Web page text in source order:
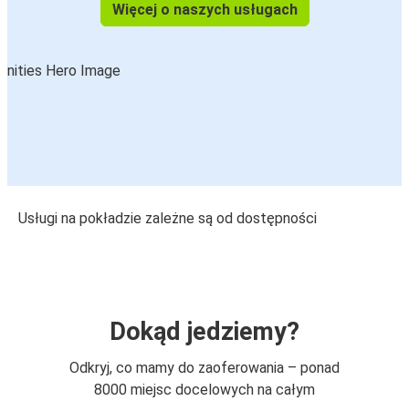
Więcej o naszych usługach
Usługi na pokładzie zależne są od dostępności
Dokąd jedziemy?
Odkryj, co mamy do zaoferowania – ponad
8000 miejsc docelowych na całym